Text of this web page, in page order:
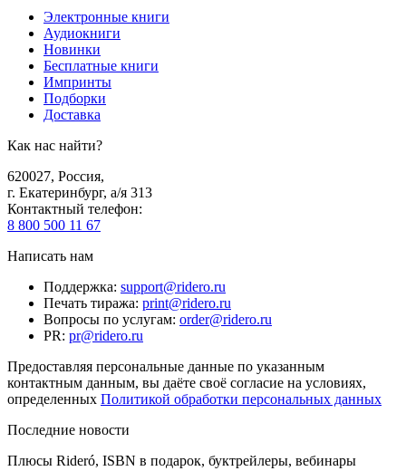
Электронные книги
Аудиокниги
Новинки
Бесплатные книги
Импринты
Подборки
Доставка
Как нас найти?
620027, Россия,
г. Екатеринбург, а/я 313
Контактный телефон:
8 800 500 11 67
Написать нам
Поддержка: support@ridero.ru
Печать тиража: print@ridero.ru
Вопросы по услугам: order@ridero.ru
PR: pr@ridero.ru
Предоставляя персональные данные по указанным
контактным данным, вы даёте своё согласие на условиях,
определенных Политикой обработки персональных данных
Последние новости
Плюсы Rideró, ISBN в подарок, буктрейлеры, вебинары